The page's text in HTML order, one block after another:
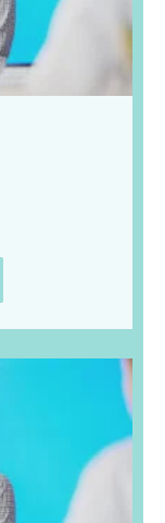
tehdä
valinnat
tuotteen
tehdä
valinnat
tuotteen